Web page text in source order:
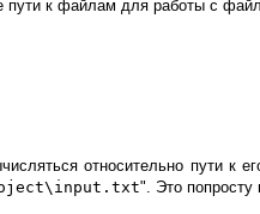
к файлам для работы с
относительно пути к
". Это попросту